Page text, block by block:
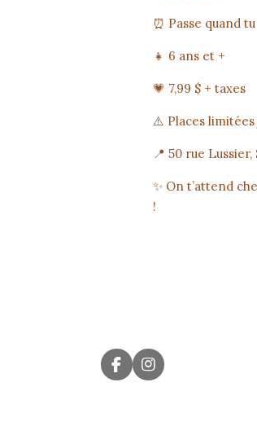
⏰ Passe quand
👧 6 ans et +
💗 7,99 $ + taxes
⚠️ Places limitées
📍 50 rue
✨ On t’attend
!
F
a
I
n